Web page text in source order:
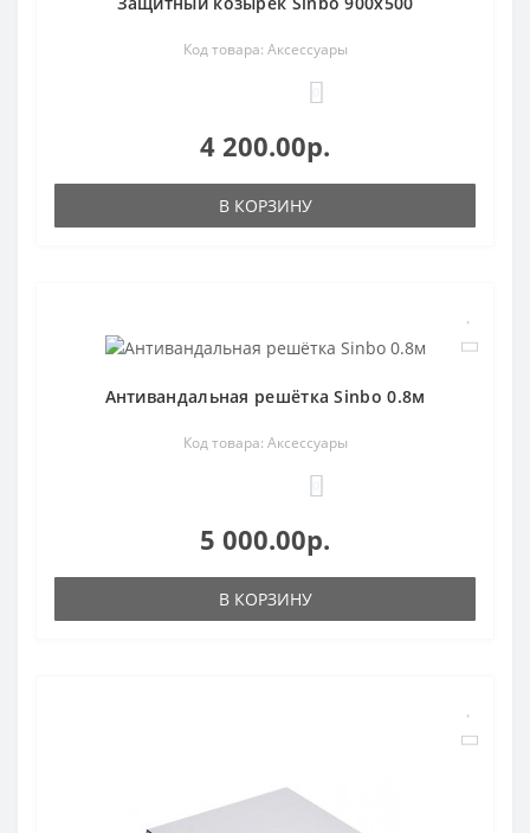
Код товара: Аксессуары
4 200.00р.
В КОРЗИНУ
Антивандальная решётка Sinbo 0.8м
Код товара: Аксессуары
5 000.00р.
В КОРЗИНУ